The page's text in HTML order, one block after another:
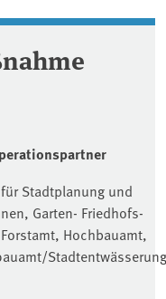
Stadtplanung und
Garten- Friedhofs-
Hochbauamt,
Stadtentwässerung